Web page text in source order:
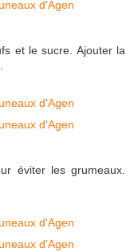
et le sucre. Ajouter la
éviter les grumeaux.